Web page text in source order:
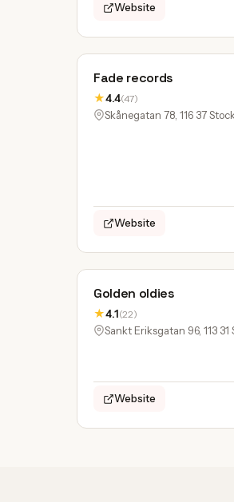
Website
Fade records
★4.4(47)
Skånegatan 78, 116 37
Website
Golden oldies
★4.1(22)
Sankt Eriksgatan 96, 113
Website